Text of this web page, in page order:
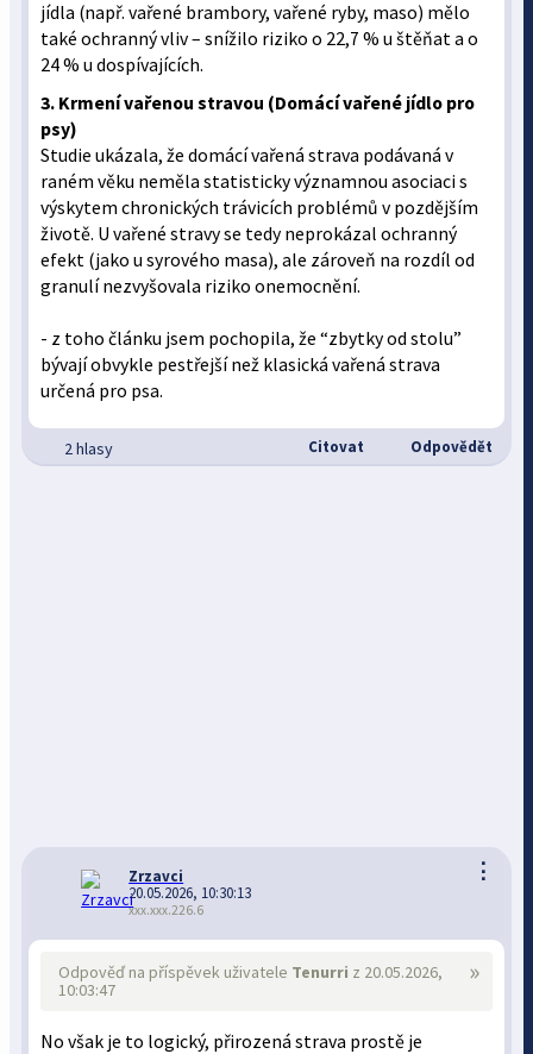
jídla (např. vařené brambory, vařené ryby, maso) mělo
také ochranný vliv – snížilo riziko o 22,7 % u štěňat a o
24 % u dospívajících.
3. Krmení vařenou stravou (Domácí vařené jídlo pro
psy)
Studie ukázala, že domácí vařená strava podávaná v
raném věku neměla statisticky významnou asociaci s
výskytem chronických trávicích problémů v pozdějším
životě. U vařené stravy se tedy neprokázal ochranný
efekt (jako u syrového masa), ale zároveň na rozdíl od
granulí nezvyšovala riziko onemocnění.
- z toho článku jsem pochopila, že “zbytky od stolu”
bývají obvykle pestřejší než klasická vařená strava
určená pro psa.
2 hlasy Citovat Odpovědět
⋮
Zrzavci
20.05.2026, 10:30:13
xxx.xxx.226.6
»
Odpověď na příspěvek uživatele Tenurri z 20.05.2026,
10:03:47
No však je to logický, přirozená strava prostě je